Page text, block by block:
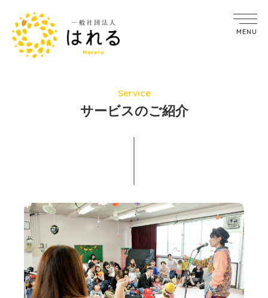
MENU
Service
サービスのご紹介